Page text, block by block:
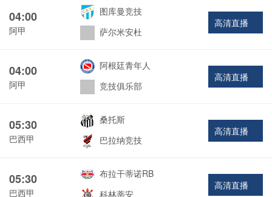
04:00
阿甲
图库曼竞技
萨尔米安杜
高清直播
04:00
阿甲
阿根廷青年人
竞技俱乐部
高清直播
05:30
巴西甲
桑托斯
巴拉纳竞技
高清直播
05:30
巴西甲
布拉干蒂诺RB
科林蒂安
高清直播